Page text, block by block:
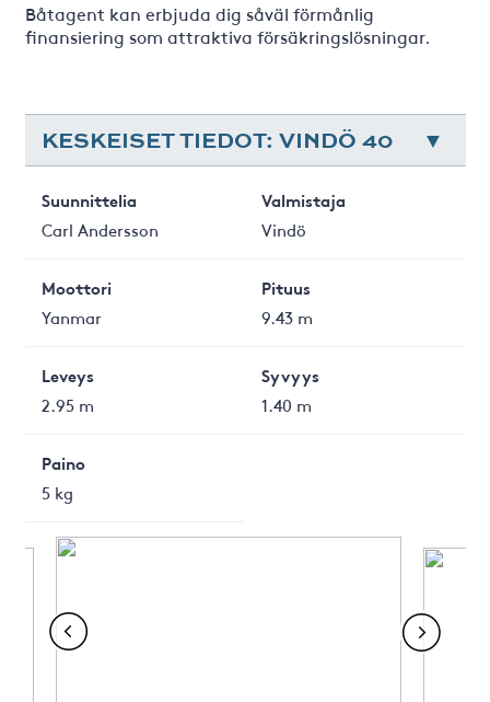
Båtagent kan erbjuda dig såväl förmånlig
finansiering som attraktiva försäkringslösningar.
KESKEISET TIEDOT: VINDÖ 40
Suunnittelia
Carl Andersson
Valmistaja
Vindö
Moottori
Yanmar
Pituus
9.43 m
Leveys
2.95 m
Syvyys
1.40 m
Paino
5 kg